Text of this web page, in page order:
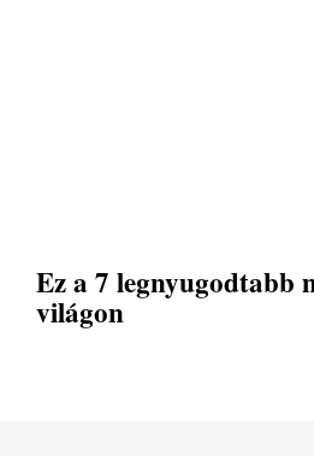
Ez a 7 legnyugodtabb
világon